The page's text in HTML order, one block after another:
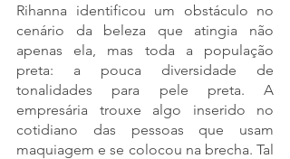
Rihanna identificou um obstáculo no
cenário da beleza que atingia não
apenas ela, mas toda a população
preta: a pouca diversidade de
tonalidades para pele preta. A
empresária trouxe algo inserido no
cotidiano das pessoas que usam
maquiagem e se colocou na brecha. Tal